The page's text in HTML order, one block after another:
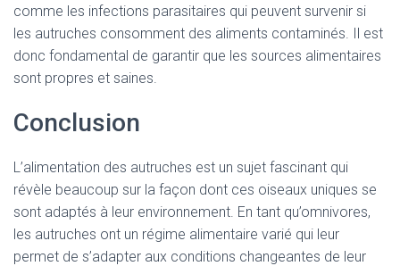
comme les infections parasitaires qui peuvent survenir si
les autruches consomment des aliments contaminés. Il est
donc fondamental de garantir que les sources alimentaires
sont propres et saines.
Conclusion
L’alimentation des autruches est un sujet fascinant qui
révèle beaucoup sur la façon dont ces oiseaux uniques se
sont adaptés à leur environnement. En tant qu’omnivores,
les autruches ont un régime alimentaire varié qui leur
permet de s’adapter aux conditions changeantes de leur